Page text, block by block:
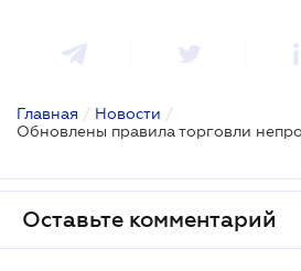
Главная / Новости /
Оставьте комментарий